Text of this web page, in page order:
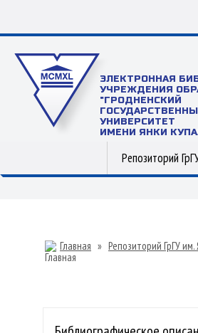
ЭЛЕКТРОННАЯ
УЧРЕЖДЕНИЯ
"ГРОДНЕНСКИЙ
УНИВЕРСИТЕТ
ИМЕНИ ЯНКИ
Репозиторий
Главная » Репозиторий ГрГУ